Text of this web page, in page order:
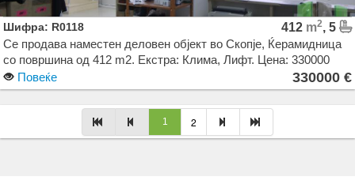
Шифра: R0118 412 m2, 5
Се продава наместен деловен објект во Скопје, Ќерамидница
со површина од 412 m2. Екстра: Клима, Лифт. Цена: 330000
EURПовеќе 330000 €
Agencija Novel Nedviznosti: Izdavanje i Prodazba na Stanovi, Kuki, Kat od kuka, Kancelarii,
1 2